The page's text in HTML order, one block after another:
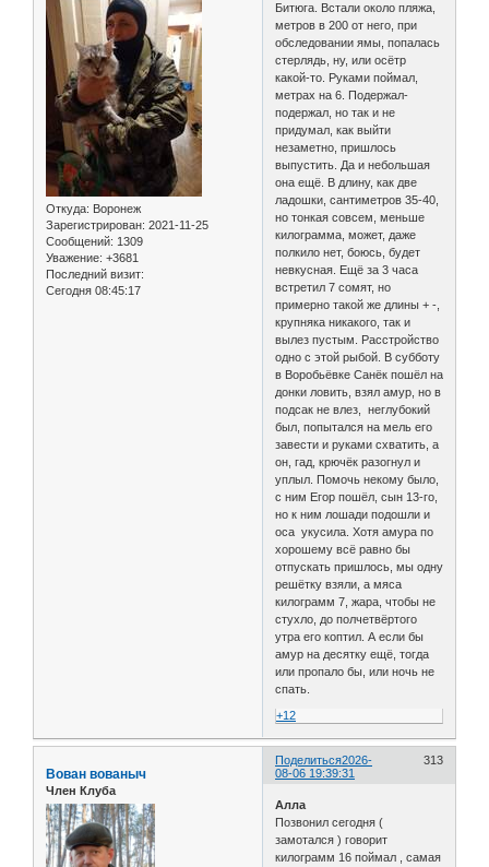
Откуда: Воронеж
Зарегистрирован: 2021-11-25
Сообщений: 1309
Уважение: +3681
Последний визит:
Сегодня 08:45:17
Битюга. Встали около пляжа,
метров в 200 от него, при
обследовании ямы, попалась
стерлядь, ну, или осётр
какой-то. Руками поймал,
метрах на 6. Подержал-
подержал, но так и не
придумал, как выйти
незаметно, пришлось
выпустить. Да и небольшая
она ещё. В длину, как две
ладошки, сантиметров 35-40,
но тонкая совсем, меньше
килограмма, может, даже
полкило нет, боюсь, будет
невкусная. Ещё за 3 часа
встретил 7 сомят, но
примерно такой же длины + -,
крупняка никакого, так и
вылез пустым. Расстройство
одно с этой рыбой. В субботу
в Воробьёвке Санёк пошёл на
донки ловить, взял амур, но в
подсак не влез, неглубокий
был, попытался на мель его
завести и руками схватить, а
он, гад, крючёк разогнул и
уплыл. Помочь некому было,
с ним Егор пошёл, сын 13-го,
но к ним лошади подошли и
оса укусила. Хотя амура по
хорошему всё равно бы
отпускать пришлось, мы одну
решётку взяли, а мяса
килограмм 7, жара, чтобы не
стухло, до полчетвёртого
утра его коптил. А если бы
амур на десятку ещё, тогда
или пропало бы, или ночь не
спать.
+12
Поделиться 313
2026-
08-06 19:39:31
Вован вованыч
Член Клуба
Алла
Позвонил сегодня (
замотался ) говорит
килограмм 16 поймал , самая